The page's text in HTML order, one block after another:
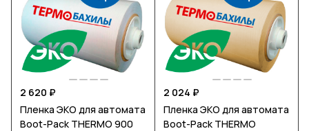
2 620 ₽
Пленка ЭКО для автомата
Boot-Pack THERMO 900
2 024 ₽
Пленка ЭКО для автомата
Boot-Pack THERMO